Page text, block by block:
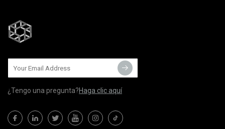
¿Tengo una pregunta?Haga clic aquí